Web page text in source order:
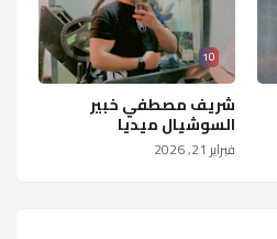
10
شريف مصطفي خبير
السوشيال ميديا
فبراير 21, 2026